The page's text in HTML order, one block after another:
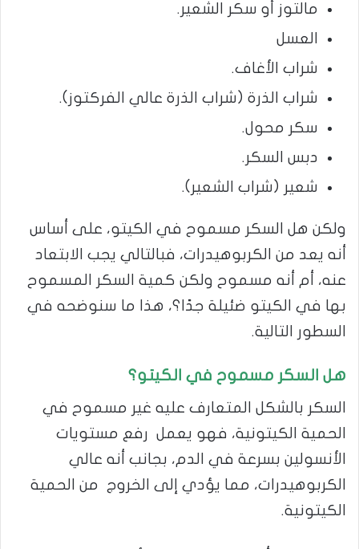
مالتوز أو سكر الشعير.
العسل
شراب الأغاف.
شراب الذرة (شراب الذرة عالي الفركتوز).
سكر محول.
دبس السكر.
شعير (شراب الشعير).
ولكن هل السكر مسموح في الكيتو، على أساس
أنه يعد من الكربوهيدرات، فبالتالي يجب الابتعاد
عنه، أم أنه مسموح ولكن كمية السكر المسموح
بها في الكيتو ضئيلة جدًا؟، هذا ما سنوضحه في
السطور التالية.
هل السكر مسموح في الكيتو؟
السكر بالشكل المتعارف عليه غير مسموح في
الحمية الكيتونية، فهو يعمل رفع مستويات
الأنسولين بسرعة في الدم، بجانب أنه عالي
الكربوهيدرات، مما يؤدي إلى الخروج من الحمية
الكيتونية.